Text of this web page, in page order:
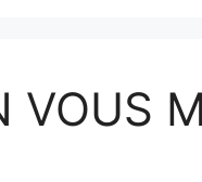
VOUS